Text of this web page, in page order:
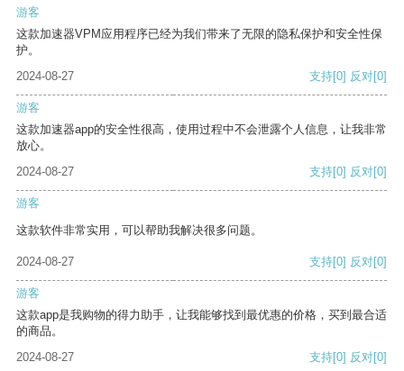
游客
这款加速器VPM应用程序已经为我们带来了无限的隐私保护和安全性保
护。
2024-08-27
支持[0] 反对[0]
游客
这款加速器app的安全性很高，使用过程中不会泄露个人信息，让我非常
放心。
2024-08-27
支持[0] 反对[0]
游客
这款软件非常实用，可以帮助我解决很多问题。
2024-08-27 支持[0] 反对[0]
游客
这款app是我购物的得力助手，让我能够找到最优惠的价格，买到最合适
的商品。
2024-08-27
支持[0] 反对[0]